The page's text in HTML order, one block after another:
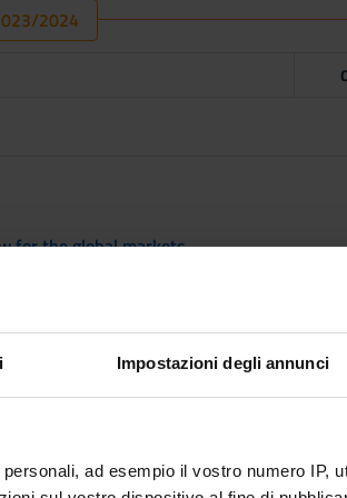
Impostazioni degli annunci
ad esempio il vostro numero IP,
2024
for the global markets